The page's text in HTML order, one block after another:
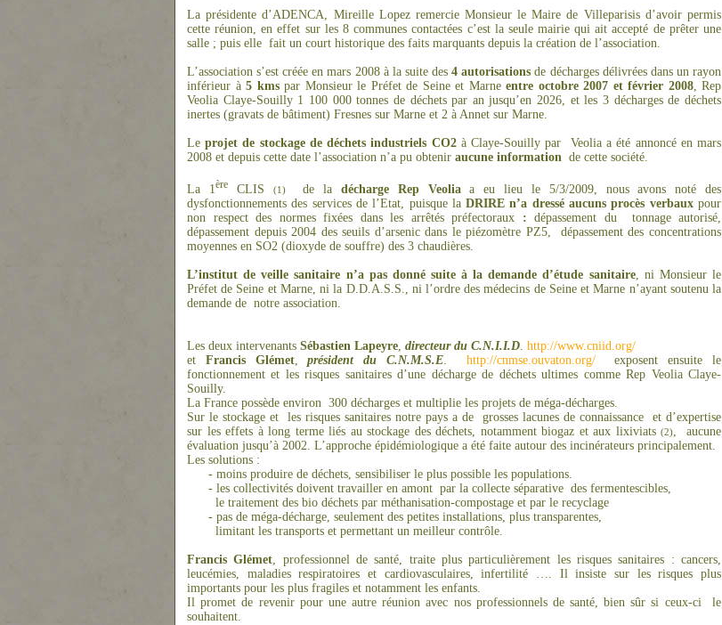
La présidente d’ADENCA, Mireille Lopez remercie Monsieur le Maire de Villeparisis d’avoir permis
cette réunion, en effet sur les 8 communes contactées c’est la seule mairie qui ait accepté de prêter une
salle ; puis elle fait un court historique des faits marquants depuis la création de l’association.
L’association s’est créée en mars 2008 à la suite des4 autorisations de décharges délivrées dans un rayon
inférieur à 5 kmspar Monsieur le Préfet de Seine et Marne entre octobre 2007 et février 2008, Rep
Veolia Claye-Souilly 1 100 000 tonnes de déchets par an jusqu’en 2026, et les 3 décharges de déchets
inertes (gravats de bâtiment) Fresnes sur Marne et 2 à Annet sur Marne.
Leprojet de stockage de déchets industriels CO2à Claye-Souilly par
Veolia a été annoncé en mars
2008 et depuis cette date l’association n’a pu obtenir aucune information de cette société.
La 1èreCLIS (1) de la décharge Rep Veoliaa eu lieu le 5/3/2009, nous avons noté des
dysfonctionnements des services de l’Etat, puisque laDRIRE n’a dressé aucuns procès verbauxpour
non respect des normes fixées dans les arrêtés préfectoraux : dépassement du tonnage autorisé,
dépassement depuis 2004 des seuils d’arsenic dans le piézomètre PZ5,
dépassement des concentrations
moyennes en SO2 (dioxyde de souffre) des 3 chaudières.
L’institut de veille sanitaire n’a pas donné suite à la demande d’étude sanitaire, ni Monsieur le
Préfet de Seine et Marne, ni la D.D.A.S.S., ni l’ordre des médecins de Seine et Marne n’ayant soutenu la
demande de notre association.
Les deux intervenants Sébastien Lapeyre directeur du C.N.I.I.D http://www.cniid.org/
et Francis Glémet,président du C.N.M.S.E http://cnmse.ouvaton.org/
exposent ensuite le
fonctionnement et les risques sanitaires d’une décharge de déchets ultimes comme Rep Veolia Claye-
Souilly.
La France possède environ 300 décharges et multiplie les projets de méga-décharges.
Sur le stockage et
les risques sanitaires notre pays a de grosses lacunes de connaissance
et d’expertise
sur les effets à long terme liés au stockage des déchets, notamment biogaz et aux lixiviats (2)
aucune
évaluation jusqu’à 2002. L’approche épidémiologique a été faite autour des incinérateurs principalement.
Les solutions :
- moins produire de déchets, sensibiliser le plus possible les populations.
- les collectivités doivent travailler en amont par la collecte séparative des fermentescibles,
le traitement des bio déchets par méthanisation-compostage et par le recyclage
- pas de méga-décharge, seulement des petites installations, plus transparentes,
limitant les transports et permettant un meilleur contrôle.
Francis Glémet , professionnel de santé, traite plus particulièrement les risques sanitaires : cancers,
leucémies, maladies respiratoires et cardiovasculaires, infertilité …. Il insiste sur les risques plus
importants pour les plus fragiles et notamment les enfants.
Il promet de revenir pour une autre réunion avec nos professionnels de santé, bien sûr si ceux-ci
le
souhaitent.